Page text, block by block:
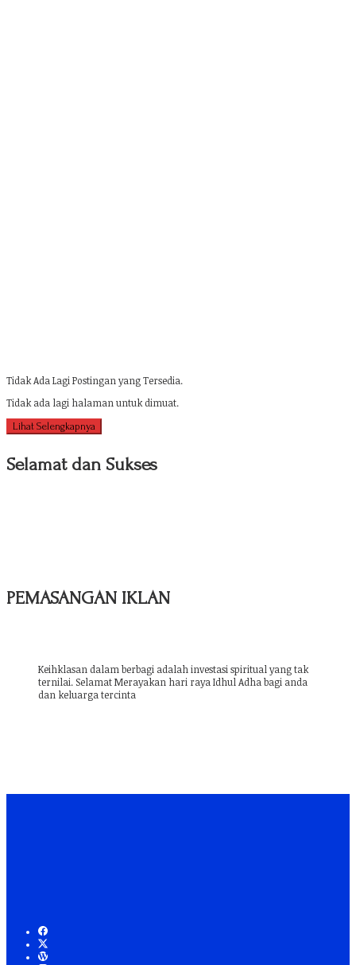
Tidak Ada Lagi Postingan yang Tersedia.
Tidak ada lagi halaman untuk dimuat.
Lihat Selengkapnya
Selamat dan Sukses
PEMASANGAN IKLAN
Keihklasan dalam berbagi adalah investasi spiritual yang tak
ternilai. Selamat Merayakan hari raya Idhul Adha bagi anda
dan keluarga tercinta